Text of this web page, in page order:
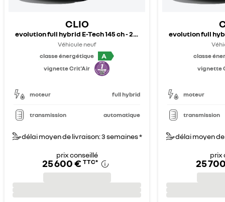
CLIO
evolution full hybrid E-Tech 145 ch - 25b
Véhicule neuf
classe énergétique
A
vignette Crit'Air
moteur full hybrid
transmission automatique
délai moyen de livraison: 3 semaines *
prix conseillé
25 600 € TTC*
evolution full
classe
vignette
moteur
transmission
délai moyen
prix
25